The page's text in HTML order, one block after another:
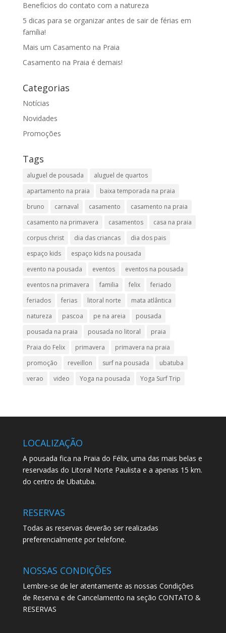
Benefícios do contato com a natureza
5 dicas para se organizar antes de sair de férias em
família!
Mais um Casamento na Praia
Casamento na Praia é demais!
Categorias
Notícias
Novidades
Promoções
Tags
aluguel de pousada
aluguel de quartos
apartamento na praia
baixa temporada na praia
bruno
carnaval casamento
casamento na praia
casamento na primavera
casamentos
casa na praia
corpus christ
dia das criancas
dia dos pais
espaço kids
espaço kids na pousada
evento na pousada
eventos
eventos na pousada
eventos na primavera
familia felix
feriado
feriados
ferias litoral norte
mata atlântica
natureza
pascoa pe na areia
pousada
pousada na praia
pousada no litoral
praia
Praia do Felix
primavera
primavera na praia
promoção
reveillon surf na pousada
ubatuba
verao
video Yoga na pousada Yoga Surf Trip
LOCALIZAÇÃO
A pousada fica na Praia do Félix, uma das mais belas e
reservadas do Litoral Norte Paulista e a apenas 15 km.
do centro de Ubatuba.
RESERVAS
Todas as reservas deverão ser realizadas
preferencialmente por telefone.
NOSSAS CONDIÇÕES
Lembre-se de ler atentamente as nossas Condições
de Reserva e de Cancelamento na seção CONTATO &
RESERVAS